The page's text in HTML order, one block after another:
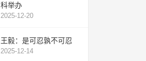
科举办
2025-12-20
王毅：是可忍孰不可忍
2025-12-14